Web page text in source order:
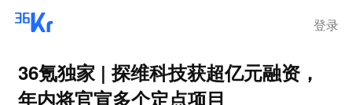
登录
36氪独家 | 探维科技获超亿元融资，
年内将官宣多个定点项目